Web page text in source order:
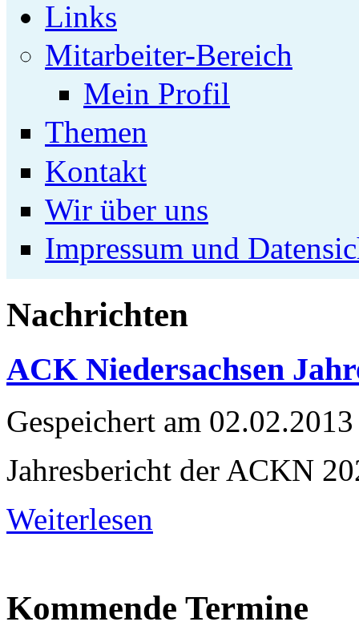
Links
Mitarbeiter-Bereich
Mein Profil
Themen
Kontakt
Wir über uns
Impressum und
Nachrichten
ACK Niedersachsen
Gespeichert am 02.02.2013
Jahresbericht der ACKN
Weiterlesen
Kommende Termine